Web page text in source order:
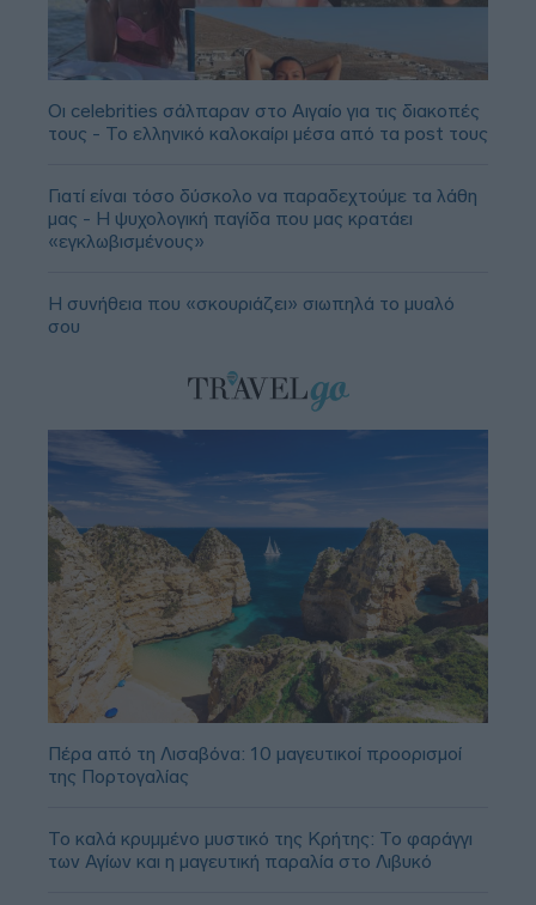
Οι celebrities σάλπαραν στο Αιγαίο για τις διακοπές
τους - Το ελληνικό καλοκαίρι μέσα από τα post τους
Γιατί είναι τόσο δύσκολο να παραδεχτούμε τα λάθη
μας - Η ψυχολογική παγίδα που μας κρατάει
«εγκλωβισμένους»
Η συνήθεια που «σκουριάζει» σιωπηλά το μυαλό
σου
Πέρα από τη Λισαβόνα: 10 μαγευτικοί προορισμοί
της Πορτογαλίας
Το καλά κρυμμένο μυστικό της Κρήτης: Το φαράγγι
των Αγίων και η μαγευτική παραλία στο Λιβυκό